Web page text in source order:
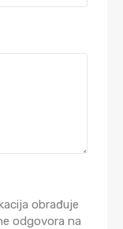
obrađuje
odgovora na